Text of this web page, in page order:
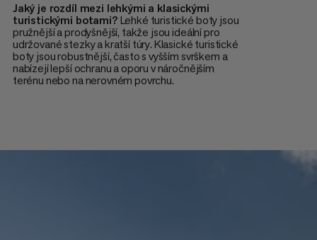
Jaký je rozdíl mezi lehkými a klasickými
turistickými botami?Lehké turistické boty jsou
pružnější a prodyšnější, takže jsou ideální pro
udržované stezky a kratší túry. Klasické turistické
boty jsou robustnější, často s vyšším svrškem a
nabízejí lepší ochranu a oporu v náročnějším
terénu nebo na nerovném povrchu.